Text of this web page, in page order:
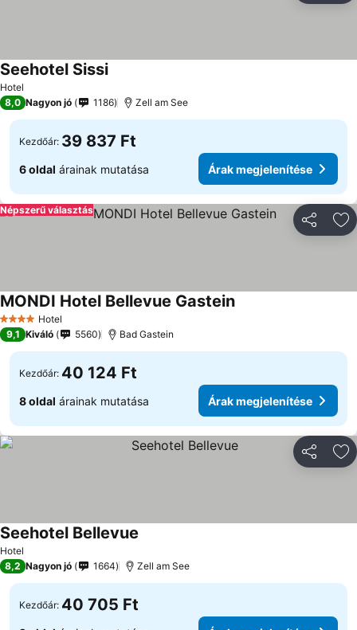
Hotel
Seehotel SissiÁrak megjelenítése
8,0 Nagyon jó 1186 Zell am See
Kezdőár: 39 837 Ft
6 oldal árainak mutatása Árak megjelenítése
Népszerű választás
4 KategóriaHotel
MONDI Hotel Bellevue GasteinÁrak megjelenítése
9,1 Kiváló 5560 Bad Gastein
Kezdőár: 40 124 Ft
8 oldal árainak mutatása Árak megjelenítése
Hotel
Seehotel Bellevue
8,2 Nagyon jó 1664 Zell am See
Kezdőár: 40 705 Ft